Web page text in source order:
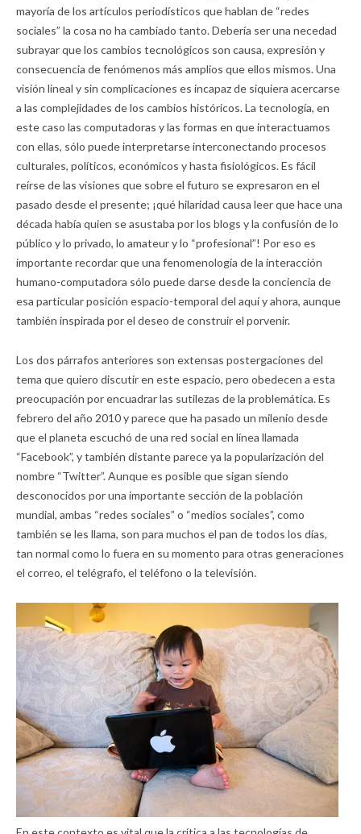
mayoría de los artículos periodísticos que hablan de “redes
sociales” la cosa no ha cambiado tanto. Debería ser una necedad
subrayar que los cambios tecnológicos son causa, expresión y
consecuencia de fenómenos más amplios que ellos mismos. Una
visión lineal y sin complicaciones es incapaz de siquiera acercarse
a las complejidades de los cambios históricos. La tecnología, en
este caso las computadoras y las formas en que interactuamos
con ellas, sólo puede interpretarse interconectando procesos
culturales, políticos, económicos y hasta fisiológicos. Es fácil
reírse de las visiones que sobre el futuro se expresaron en el
pasado desde el presente; ¡qué hilaridad causa leer que hace una
década había quien se asustaba por los blogs y la confusión de lo
público y lo privado, lo amateur y lo “profesional”! Por eso es
importante recordar que una fenomenología de la interacción
humano-computadora sólo puede darse desde la conciencia de
esa particular posición espacio-temporal del aquí y ahora, aunque
también inspirada por el deseo de construir el porvenir.
Los dos párrafos anteriores son extensas postergaciones del
tema que quiero discutir en este espacio, pero obedecen a esta
preocupación por encuadrar las sutilezas de la problemática. Es
febrero del año 2010 y parece que ha pasado un milenio desde
que el planeta escuchó de una red social en línea llamada
“Facebook”, y también distante parece ya la popularización del
nombre “Twitter”. Aunque es posible que sigan siendo
desconocidos por una importante sección de la población
mundial, ambas “redes sociales” o “medios sociales”, como
también se les llama, son para muchos el pan de todos los días,
tan normal como lo fuera en su momento para otras generaciones
el correo, el telégrafo, el teléfono o la televisión.